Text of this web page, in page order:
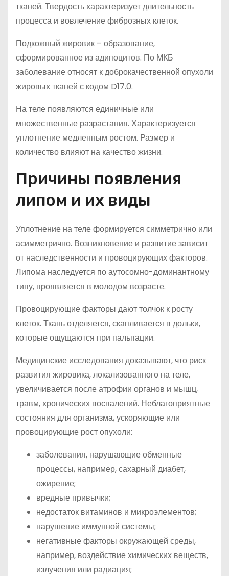
тканей. Твердость характеризует длительность
процесса и вовлечение фиброзных клеток.
Подкожный жировик – образование,
сформированное из адипоцитов. По МКБ
заболевание относят к доброкачественной опухоли
жировых тканей с кодом D17.0.
На теле появляются единичные или
множественные разрастания. Характеризуется
уплотнение медленным ростом. Размер и
количество влияют на качество жизни.
Причины появления
липом и их виды
Уплотнение на теле формируется симметрично или
асимметрично. Возникновение и развитие зависит
от наследственности и провоцирующих факторов.
Липома наследуется по аутосомно-доминантному
типу, проявляется в молодом возрасте.
Провоцирующие факторы дают толчок к росту
клеток. Ткань отделяется, скапливается в дольки,
которые ощущаются при пальпации.
Медицинские исследования доказывают, что риск
развития жировика, локализованного на теле,
увеличивается после атрофии органов и мышц,
травм, хронических воспалений. Неблагоприятные
состояния для организма, ускоряющие или
провоцирующие рост опухоли:
заболевания, нарушающие обменные
процессы, например, сахарный диабет,
ожирение;
вредные привычки;
недостаток витаминов и микроэлементов;
нарушение иммунной системы;
негативные факторы окружающей среды,
например, воздействие химических веществ,
излучения или радиация;